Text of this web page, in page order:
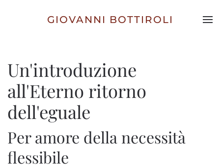
Skip to main content
GIOVANNI BOTTIROLI
Un'introduzione
all'Eterno ritorno
dell'eguale
Per amore della necessità
flessibile